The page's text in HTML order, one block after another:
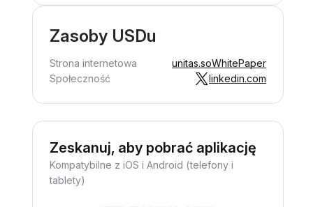
Zasoby USDu
Strona internetowa unitas.soWhitePaper
Społeczność
linkedin.com
Zeskanuj, aby pobrać aplikację
Kompatybilne z iOS i Android (telefony i
tablety)